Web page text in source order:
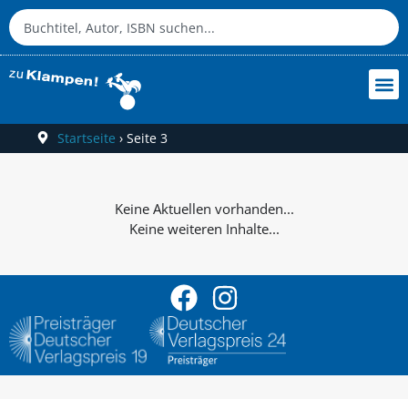
Startseite › Seite 3
Keine weiteren Inhalte...